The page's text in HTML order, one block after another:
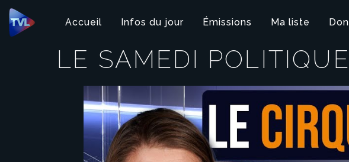
Panneau de gestion des cookies
Accueil Infos du jour Émissions Ma liste Don
LE SAMEDI POLITIQUE